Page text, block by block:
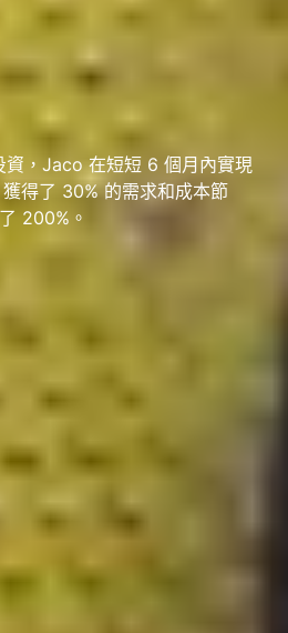
，Jaco 在短短 6 個月內實現
得了 30% 的需求和成本節
200%。